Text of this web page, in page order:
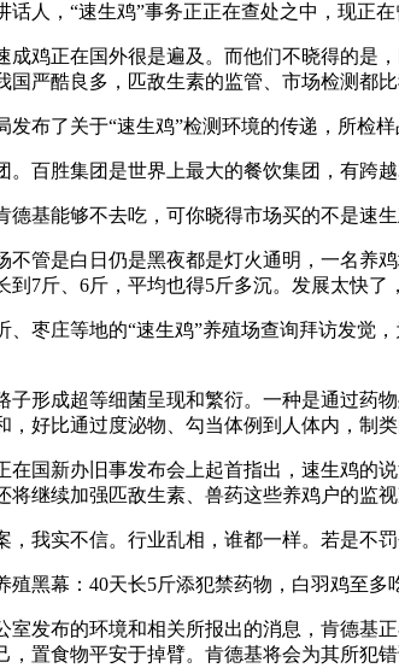
人，“速生鸡”事务正正在查处之中，现正在
正在国外很是遍及。而他们不晓得的是
国严酷良多，匹敌生素的监管、市场检测都比
布了关于“速生鸡”检测环境的传递，所检样
胜集团是世界上最大的餐饮集团，有跨越
基能够不去吃，可你晓得市场买的不是速生
是白日仍是黑夜都是灯火通明，一名养鸡
到7斤、6斤，平均也得5斤多沉。发展太快了
庄等地的“速生鸡”养殖场查询拜访发觉，
成超等细菌呈现和繁衍。一种是通过药物
好比通过度泌物、勾当体例到人体内，制类
新办旧事发布会上起首指出，速生鸡的说
将继续加强匹敌生素、兽药这些养鸡户的监视
实不信。行业乱相，谁都一样。若是不罚
黑幕：40天长5斤添犯禁药物，白羽鸡至多
布的环境和相关所报出的消息，肯德基正
，置食物平安于掉臂。肯德基将会为其所犯